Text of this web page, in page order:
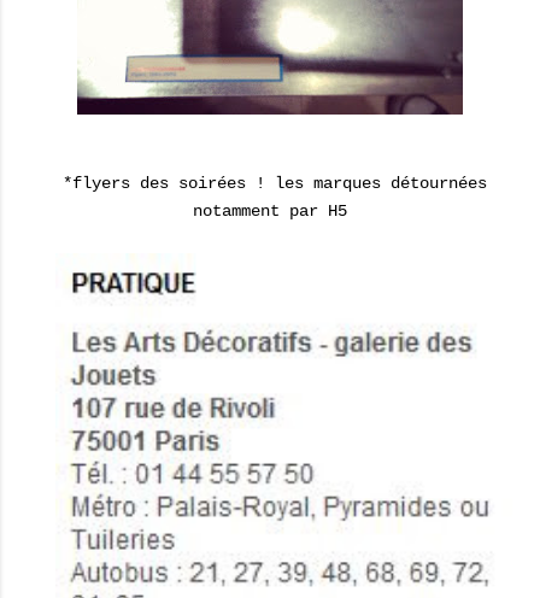
*flyers des soirées ! les marques détournées
notamment par H5